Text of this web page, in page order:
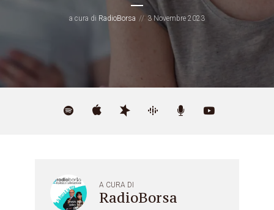
a cura di RadioBorsa 3 Novembre 2023
A CURA DI
RadioBorsa